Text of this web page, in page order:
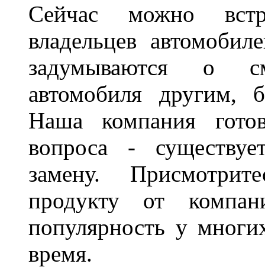
Сейчас можно
владельцев
задумываются о
автомобиля другим,
Наша компания
вопроса -
замену.
продукту от
популярность у
время.